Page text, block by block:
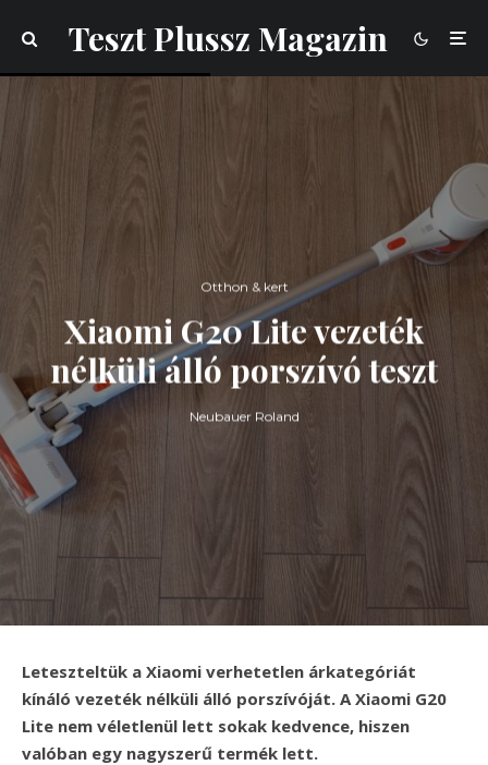
Teszt Plussz Magazin
Otthon & kert
Xiaomi G20 Lite vezeték
nélküli álló porszívó teszt
Neubauer Roland
Leteszteltük a Xiaomi verhetetlen árkategóriát
kínáló vezeték nélküli álló porszívóját. A Xiaomi G20
Lite nem véletlenül lett sokak kedvence, hiszen
valóban egy nagyszerű termék lett.